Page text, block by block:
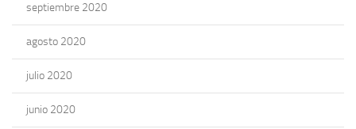
septiembre 2020
agosto 2020
julio 2020
junio 2020